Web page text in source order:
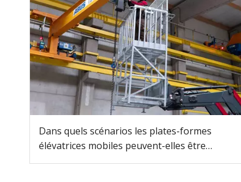
Dans quels scénarios les plates-formes
élévatrices mobiles peuvent-elles être
utilisées ?